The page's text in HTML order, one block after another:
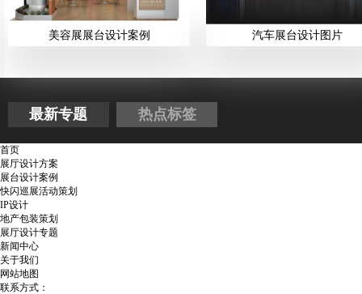
美容展展台设计案例 汽车展台设计图片
最新专题 热点标签
首页
展厅设计方案
展台设计案例
快闪巡展活动策划
IP设计
地产包装策划
展厅设计专题
新闻中心
关于我们
网站地图
联系方式：